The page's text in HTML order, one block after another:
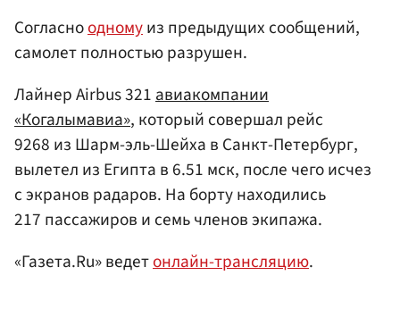
Согласноодномуиз предыдущих сообщений,
самолет полностью разрушен.
Лайнер Airbus 321авиакомпании
«Когалымавиа», который совершал рейс
9268 из Шарм-эль-Шейха в Санкт-Петербург,
вылетел из Египта в 6.51 мск, после чего исчез
с экранов радаров. На борту находились
217 пассажиров и семь членов экипажа.
«Газета.Ru» ведетонлайн-трансляцию.